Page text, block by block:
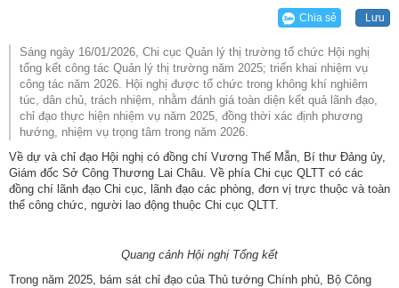
Chia sẻ Lưu
Sáng ngày 16/01/2026, Chi cục Quản lý thị trường tổ chức Hội nghị
tổng kết công tác Quản lý thị trường năm 2025; triển khai nhiệm vụ
công tác năm 2026. Hội nghị được tổ chức trong không khí nghiêm
túc, dân chủ, trách nhiệm, nhằm đánh giá toàn diện kết quả lãnh đạo,
chỉ đạo thực hiện nhiệm vụ năm 2025, đồng thời xác định phương
hướng, nhiệm vụ trọng tâm trong năm 2026.
Về dự và chỉ đạo Hội nghị có đồng chí Vương Thế Mẫn, Bí thư Đảng ủy,
Giám đốc Sở Công Thương Lai Châu. Về phía Chi cục QLTT có các
đồng chí lãnh đạo Chi cục, lãnh đạo các phòng, đơn vị trực thuộc và toàn
thể công chức, người lao động thuộc Chi cục QLTT.
Quang cảnh Hội nghị Tổng kết
Trong năm 2025, bám sát chỉ đạo của Thủ tướng Chính phủ, Bộ Công